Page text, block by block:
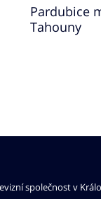
Pardubice
Tahouny
společnost v